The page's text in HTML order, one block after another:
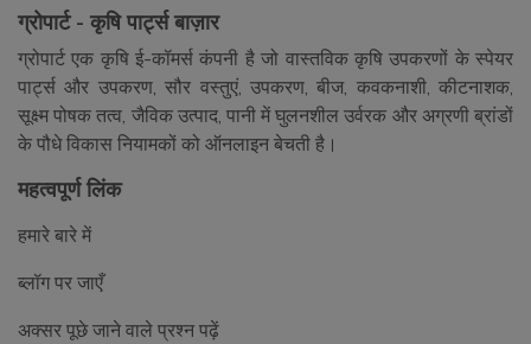
ग्रोपार्ट - कृषि पार्ट्स बाज़ार
ग्रोपार्ट एक कृषि ई-कॉमर्स कंपनी है जो वास्तविक कृषि उपकरणों के स्पेयर
पार्ट्स और उपकरण, सौर वस्तुएं, उपकरण, बीज, कवकनाशी, कीटनाशक,
सूक्ष्म पोषक तत्व, जैविक उत्पाद, पानी में घुलनशील उर्वरक और अग्रणी ब्रांडों
के पौधे विकास नियामकों को ऑनलाइन बेचती है।
महत्वपूर्ण लिंक
हमारे बारे में
ब्लॉग पर जाएँ
अक्सर पूछे जाने वाले प्रश्न पढ़ें